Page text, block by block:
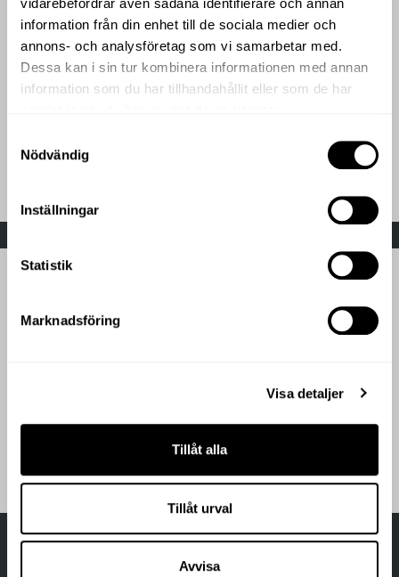
information från din enhet till de sociala medier och
annons- och analysföretag som vi samarbetar med.
Dessa kan i sin tur kombinera informationen med annan
information som du har tillhandahållit eller som de har
Nödvändig
Inställningar
Statistik
Marknadsföring
Visa detaljer
Tillåt alla
Tillåt urval
Avvisa
magnificent glass roof is a vibrant meeting place that gives
the feeling of visiting someone’s unique city villa.